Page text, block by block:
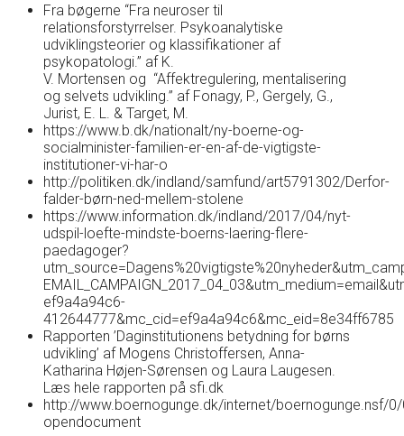
Fra bøgerne “Fra neuroser til
relationsforstyrrelser. Psykoanalytiske
udviklingsteorier og klassifikationer af
psykopatologi.” af K.
V. Mortensen og “Affektregulering, mentalisering
og selvets udvikling.” af Fonagy, P., Gergely, G.,
Jurist, E. L. & Target, M.
https://www.b.dk/nationalt/ny-boerne-og-
socialminister-familien-er-en-af-de-vigtigste-
institutioner-vi-har-o
http://politiken.dk/indland/samfund/art5791302/Derfor-
falder-børn-ned-mellem-stolene
https://www.information.dk/indland/2017/04/nyt-
udspil-loefte-mindste-boerns-laering-flere-
paedagoger?
ef9a4a94c6-
412644777&mc_cid=ef9a4a94c6&mc_eid=8e34ff6785
Rapporten ’Daginstitutionens betydning for børns
udvikling’ af Mogens Christoffersen, Anna-
Katharina Højen-Sørensen og Laura Laugesen.
Læs hele rapporten på sfi.dk
http://www.boernogunge.dk/internet/boernogunge.nsf/
opendocument